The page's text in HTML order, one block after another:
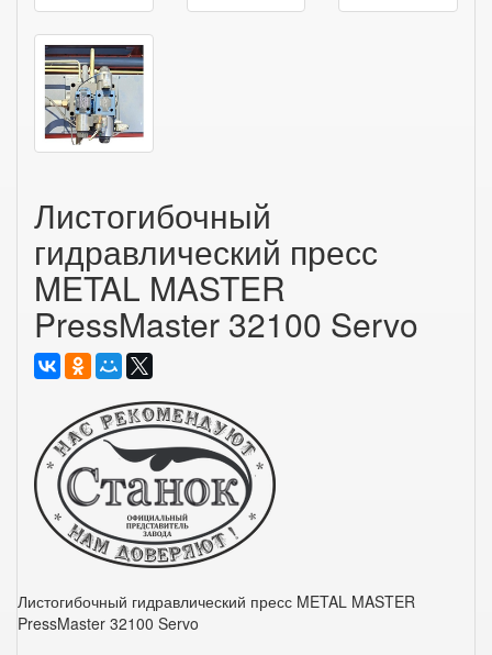
Листогибочный
гидравлический пресс
METAL MASTER
PressMaster 32100 Servo
Листогибочный гидравлический пресс METAL MASTER
PressMaster 32100 Servo